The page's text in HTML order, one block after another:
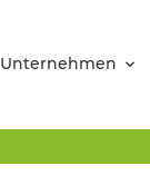
Unternehmen